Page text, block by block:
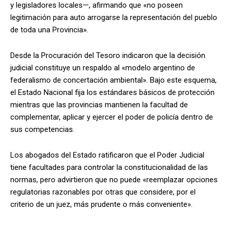
y legisladores locales—, afirmando que «no poseen
legitimación para auto arrogarse la representación del pueblo
de toda una Provincia».
Desde la Procuración del Tesoro indicaron que la decisión
judicial constituye un respaldo al «modelo argentino de
federalismo de concertación ambiental». Bajo este esquema,
el Estado Nacional fija los estándares básicos de protección
mientras que las provincias mantienen la facultad de
complementar, aplicar y ejercer el poder de policía dentro de
sus competencias.
Los abogados del Estado ratificaron que el Poder Judicial
tiene facultades para controlar la constitucionalidad de las
normas, pero advirtieron que no puede «reemplazar opciones
regulatorias razonables por otras que considere, por el
criterio de un juez, más prudente o más conveniente».